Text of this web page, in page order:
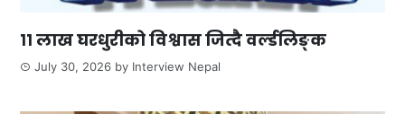
११ लाख घरधुरीको विश्वास जित्दै वर्ल्डलिङ्क
July 30, 2026 by Interview Nepal